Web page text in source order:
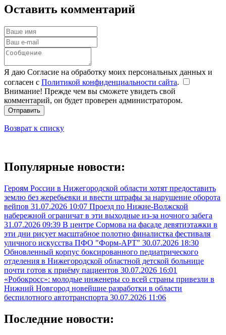
Оставить комментарий
Я даю Согласие на обработку моих персональных данных и
согласен с Политикой конфиденциальности сайта.
Внимание! Прежде чем вы сможете увидеть свой
комментарий, он будет проверен администратором.
Отправить
Возврат к списку
Популярные новости:
Героям России в Нижегородской области хотят предоставить
землю без жеребьевки и ввести штрафы за нарушение оборота
вейпов 31.07.2026 10:07 Проезд по Нижне-Волжской
набережной ограничат в эти выходные из-за ночного забега
31.07.2026 09:39 В центре Сормова на фасаде девятиэтажки в
эти дни рисует масштабное полотно финалистка фестиваля
уличного искусства ПФО "Форм-АРТ" 30.07.2026 18:30
Обновленный корпус боксированного педиатрического
отделения в Нижегородской областной детской больнице
почти готов к приёму пациентов 30.07.2026 16:01
«Робокросс»: молодые инженеры со всей страны привезли в
Нижний Новгород новейшие разработки в области
беспилотного автотранспорта 30.07.2026 11:06
Последние новости: